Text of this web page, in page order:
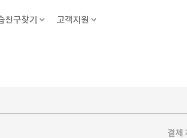
친구찾기 고객지원
결제